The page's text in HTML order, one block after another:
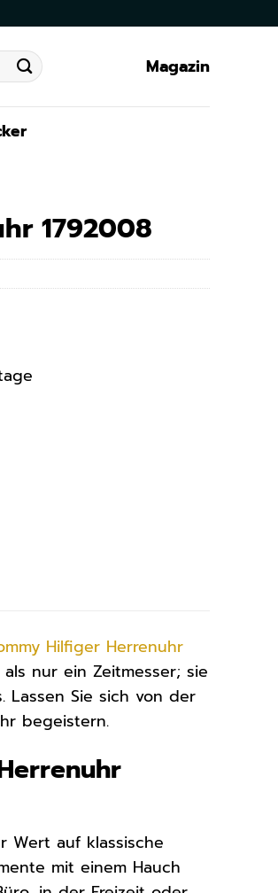
Magazin
1792008
Hilfiger Herrenuhr
nur ein Zeitmesser; sie
Lassen Sie sich von der
begeistern.
Wert auf klassische
mit einem Hauch